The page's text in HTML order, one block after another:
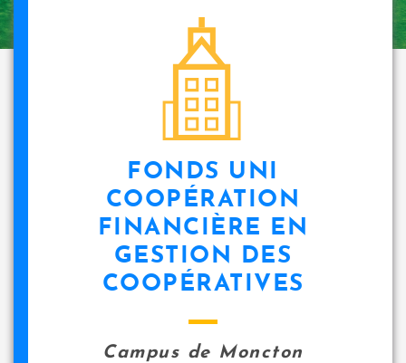
FONDS UNI
COOPÉRATION
FINANCIÈRE EN
GESTION DES
COOPÉRATIVES
Campus de Moncton